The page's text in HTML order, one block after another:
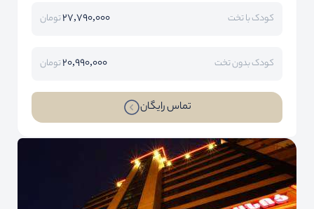
کودک با تخت 27,790,000تومان
کودک بدون تخت 20,990,000تومان
تماس رایگان